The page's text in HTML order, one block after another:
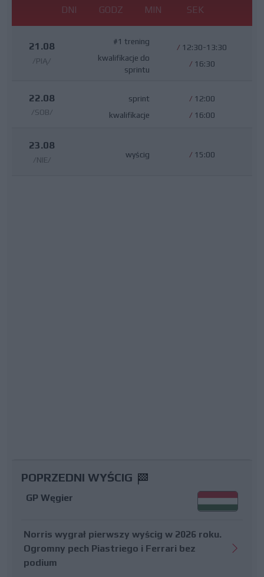
DNI GODZ MIN SEK
21.08
/PIĄ/
#1 trening
kwalifikacje do
sprintu
/ 12:30-13:30
/ 16:30
22.08
/SOB/
sprint
kwalifikacje
/ 12:00
/ 16:00
23.08
/NIE/
wyścig / 15:00
POPRZEDNI WYŚCIG
GP Węgier
Norris wygrał pierwszy wyścig w 2026 roku.
Ogromny pech Piastriego i Ferrari bez
podium